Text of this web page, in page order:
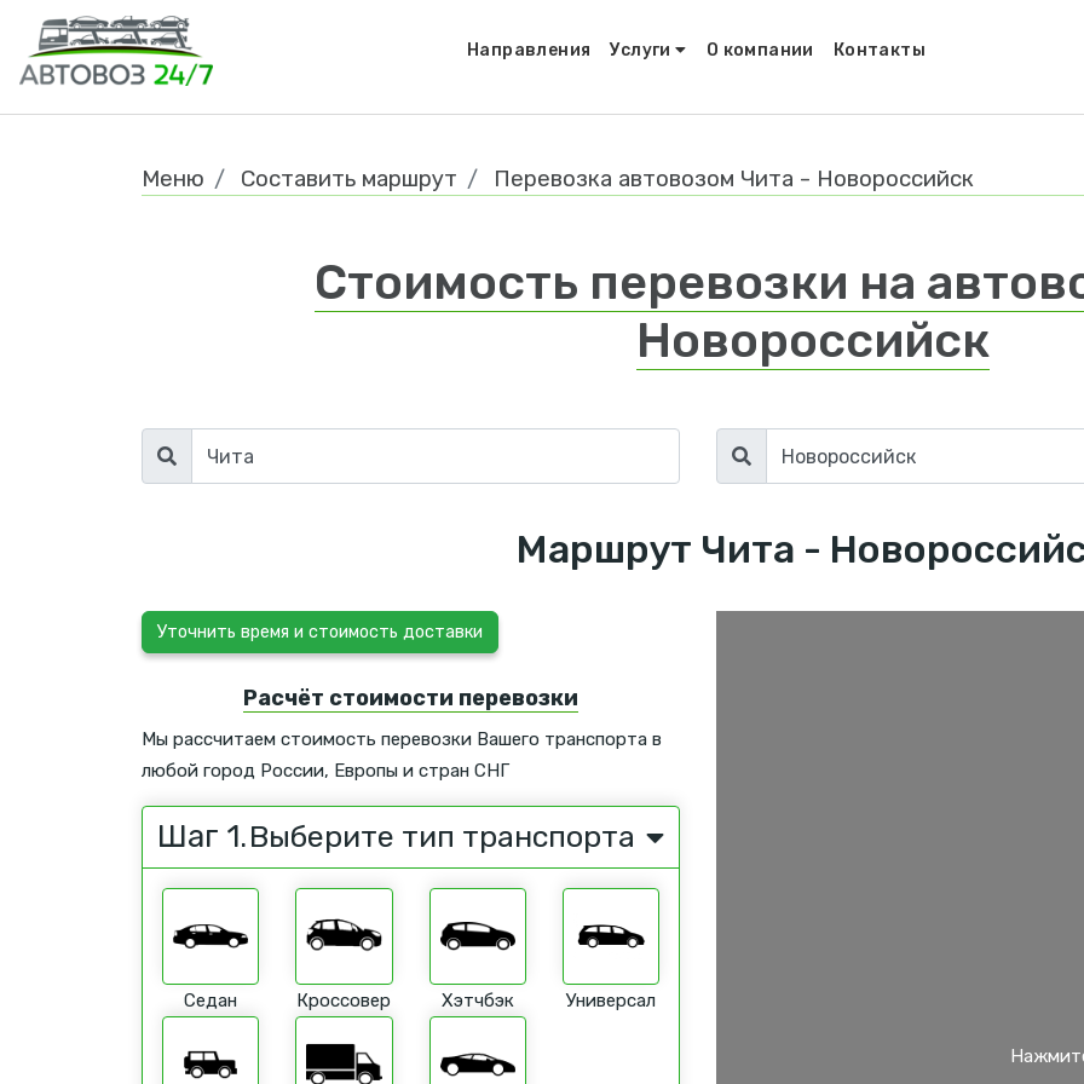
Направления Услуги О компании Контакты
Меню Составить маршрут Перевозка автовозом Чита - Новороссийск
Стоимость перевозки на
Новороссийск
Маршрут Чита -
Уточнить время и стоимость доставки
Расчёт стоимости перевозки
Мы рассчитаем стоимость перевозки Вашего транспорта в
любой город России, Европы и стран СНГ
Шаг 1.Выберите тип транспорта
Седан Кроссовер Хэтчбэк Универсал